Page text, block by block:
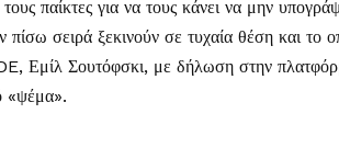
τους παίκτες για να τους κάνει να μην
πίσω σειρά ξεκινούν σε τυχαία θέση και το
Εμίλ Σουτόφσκι, με δήλωση στην
«ψέμα».